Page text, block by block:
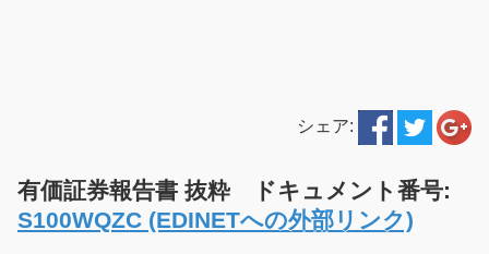
シェア:
有価証券報告書 抜粋 ドキュメント番号:
S100WQZC (EDINETへの外部リンク)